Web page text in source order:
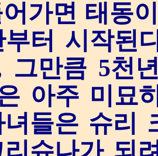
가면 태동
터 시작된
그만큼 5천
아주 미묘
녀들은 슈리